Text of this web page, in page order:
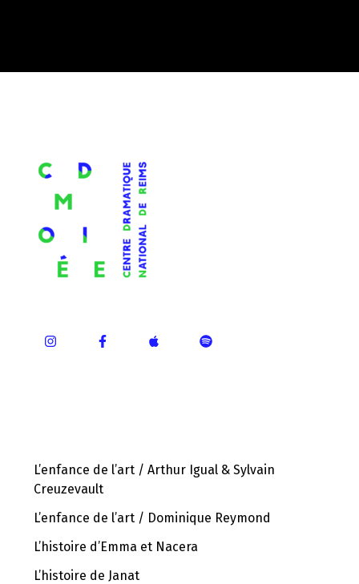
L’enfance de l’art / Arthur Igual & Sylvain
Creuzevault
L’enfance de l’art / Dominique Reymond
L’histoire d’Emma et Nacera
L’histoire de Janat